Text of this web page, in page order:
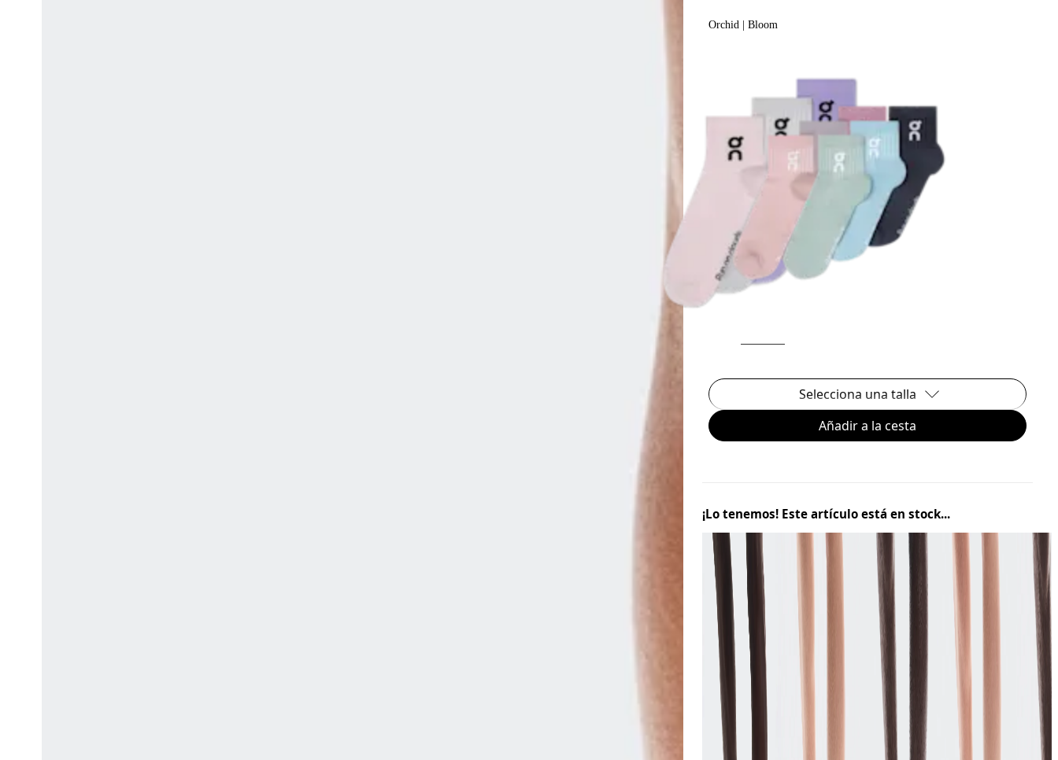
Orchid | Bloom
Selecciona una talla
Añadir a la cesta
¡Lo tenemos! Este artículo está en stock...